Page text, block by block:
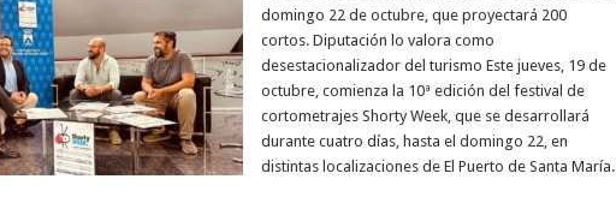
domingo 22 de octubre, que proyectará 200
cortos. Diputación lo valora como
desestacionalizador del turismo Este jueves, 19 de
octubre, comienza la 10ª edición del festival de
cortometrajes Shorty Week, que se desarrollará
durante cuatro días, hasta el domingo 22, en
distintas localizaciones de El Puerto de Santa María.